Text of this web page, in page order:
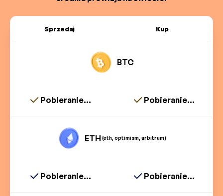
Sprzedaj Kup
BTC
Pobieranie... Pobieranie...
ETH (eth, optimism, arbitrum)
Pobieranie... Pobieranie...